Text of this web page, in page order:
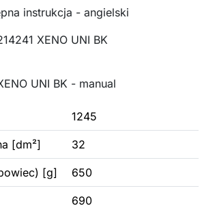
instrukcja - angielski
XENO UNI BK
UNI BK - manual
1245
[dm²] 32
[g] 650
690